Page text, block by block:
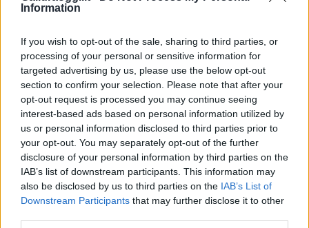
Information
If you wish to opt-out of the sale, sharing to third parties, or
processing of your personal or sensitive information for
targeted advertising by us, please use the below opt-out
section to confirm your selection. Please note that after your
opt-out request is processed you may continue seeing
interest-based ads based on personal information utilized by
us or personal information disclosed to third parties prior to
your opt-out. You may separately opt-out of the further
disclosure of your personal information by third parties on the
IAB’s list of downstream participants. This information may
also be disclosed by us to third parties on the IAB’s List of
Downstream Participants that may further disclose it to other
Condividi l'articolo
F
a
ce
b
o
o
k
T
w
it
te
r
Pi
n
te
re
st
W
h
at
s
A
p
p
S
h
a
re
Articolo precedente
Prossimo articolo
NOTIZIE RECENTI